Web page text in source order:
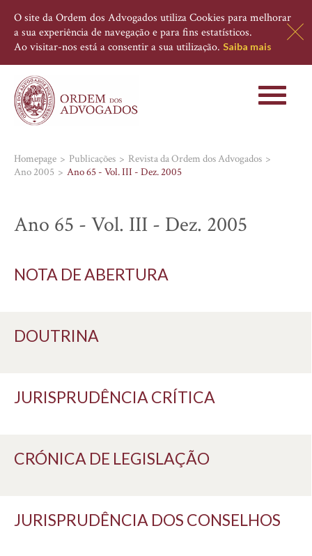
O site da Ordem dos Advogados utiliza Cookies para melhorar
a sua experiência de navegação e para fins estatísticos.
Ao visitar-nos está a consentir a sua utilização. Saiba mais
Toggle
Homepage Publicações
Revista da Ordem dos Advogados
Ano 2005
Ano 65 - Vol. III - Dez. 2005
Ano 65 - Vol. III - Dez. 2005
NOTA DE ABERTURA
DOUTRINA
JURISPRUDÊNCIA CRÍTICA
CRÓNICA DE LEGISLAÇÃO
JURISPRUDÊNCIA DOS CONSELHOS